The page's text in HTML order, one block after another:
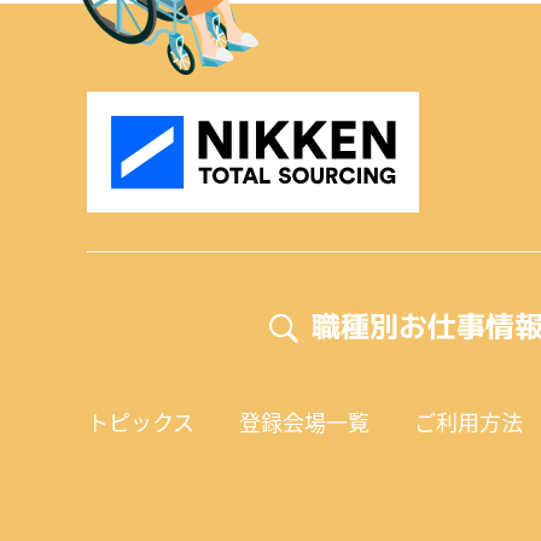
職種別お仕事情
トピックス 登録会場一覧 ご利用方法